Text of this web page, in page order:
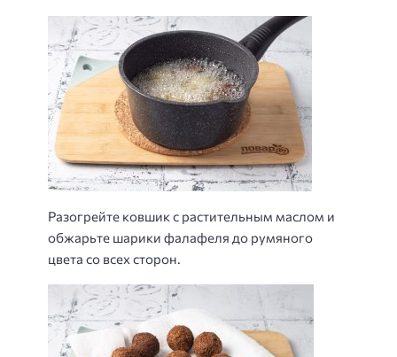
Разогрейте ковшик с растительным маслом и
обжарьте шарики фалафеля до румяного
цвета со всех сторон.